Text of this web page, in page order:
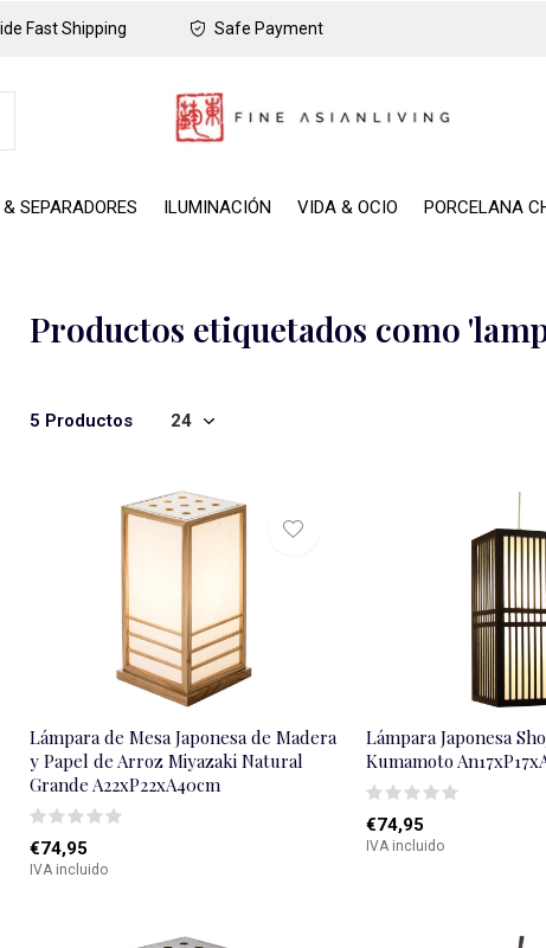
SEPARADORES ILUMINACIÓN VIDA & OCIO PORCELANA
Fast Shipping Safe Payment
Productos etiquetados como
5 Productos
Lámpara de Mesa Japonesa de Madera
y Papel de Arroz Miyazaki Natural
Grande A22xP22xA40cm
€74,95
IVA incluido
Lámpara Japonesa
Kumamoto
€74,95
IVA incluido